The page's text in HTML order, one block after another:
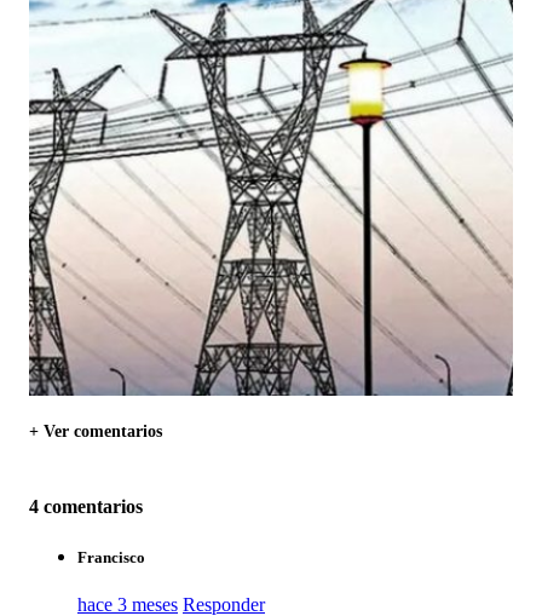
+ Ver comentarios
4 comentarios
Francisco
hace 3 meses Responder